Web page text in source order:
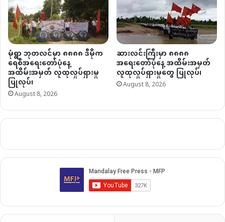
မုံရွာ ဘုတလင်မှာ ၈၈၈၈ ဒီမိုက
ရေစီအရေးတော်ပုံနေ့
အထိမ်းအမှတ် လူထုလှုပ်ရှားမှု
ပြုလုပ်၊
August 8, 2026
ဆားလင်းကြီးမှာ ၈၈၈၈
အရေးတော်ပုံနေ့ အထိမ်းအမှတ်
လူထုလှုပ်ရှားမှုတွေ ပြုလုပ်၊
August 8, 2026